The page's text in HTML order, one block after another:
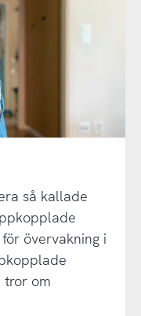
så kallade
övervakning i
tror om